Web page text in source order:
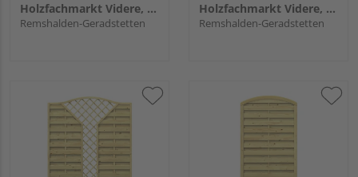
Holzfachmarkt Videre, Remshalden
Remshalden-Geradstetten
Holzfachmarkt Videre, Remshalden
Remshalden-Geradstetten